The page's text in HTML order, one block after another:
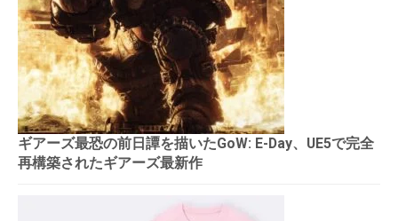
ギアーズ最恐の前日譚を描いたGoW: E-Day、UE5で完全
再構築されたギアーズ最新作